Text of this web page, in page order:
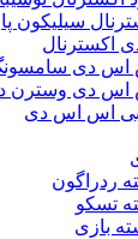
سیلیکون
اکسترنال
اس دی
اس دی وسترن
اس اس دی
ردراگون
تسکو
بازی